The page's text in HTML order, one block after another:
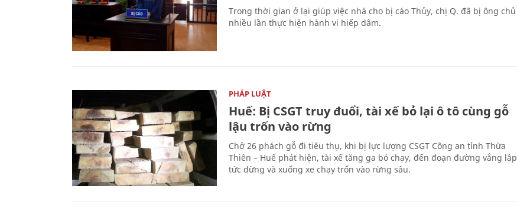
Trong thời gian ở lại giúp việc nhà cho bị cáo Thủy, chị Q. đã bị ông chủ
nhiều lần thực hiện hành vi hiếp dâm.
PHÁP LUẬT
Huế: Bị CSGT truy đuổi, tài xế bỏ lại ô tô cùng gỗ
lậu trốn vào rừng
Chở 26 phách gỗ đi tiêu thụ, khi bị lực lượng CSGT Công an tỉnh Thừa
Thiên – Huế phát hiện, tài xế tăng ga bỏ chạy, đến đoạn đường vắng lập
tức dừng và xuống xe chạy trốn vào rừng sâu.